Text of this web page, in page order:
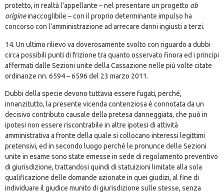
protetto, in realtà l’appellante – nel presentare un progetto ab
origineinaccoglibile – con il proprio determinante impulso ha
concorso con l’amministrazione ad arrecare danni ingiusti a terzi.
14. Un ultimo rilievo va doverosamente svolto con riguardo a dubbi
circa possibili punti di frizione tra quanto osservato finora ed i principi
affermati dalle Sezioni unite della Cassazione nelle più volte citate
ordinanze nn. 6594 – 6596 del 23 marzo 2011.
Dubbi della specie devono tuttavia essere fugati, perché,
innanzitutto, la presente vicenda contenziosa è connotata da un
decisivo contributo causale della pretesa danneggiata, che può in
ipotesi non essere riscontrabile in altre ipotesi di attività
amministrativa a fronte della quale si collocano interessi legittimi
pretensivi, ed in secondo luogo perché le pronunce delle Sezioni
unite in esame sono state emesse in sede di regolamento preventivo
di giurisdizione, trattandosi quindi di statuizioni limitate alla sola
qualificazione delle domande azionate in quei giudizi, al fine di
individuare il giudice munito di giurisdizione sulle stesse, senza